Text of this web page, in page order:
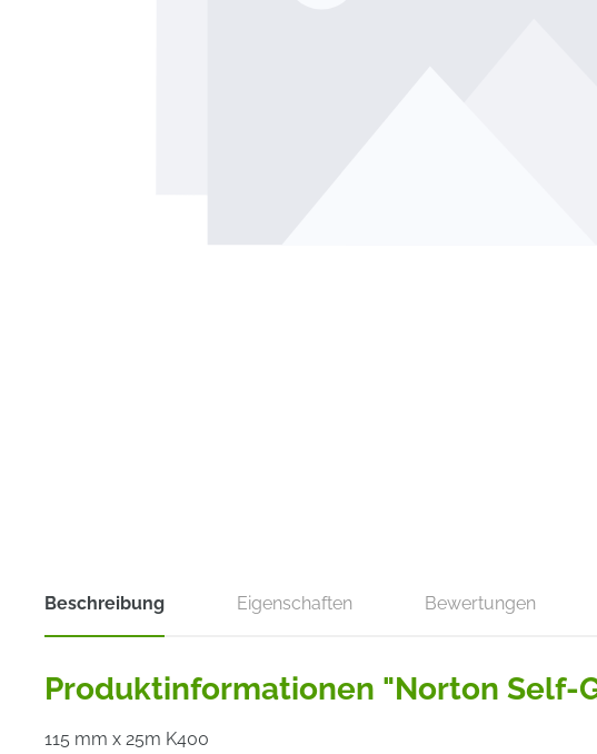
Beschreibung Eigenschaften Bewertungen
Produktinformationen "Norton Self-
115 mm x 25m K400